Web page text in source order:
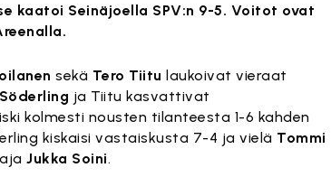
kaatoi Seinäjoella SPV:n 9-5. Voitot ovat
sekä Tero Tiitu laukoivat vieraat
ja Tiitu kasvattivat
kolmesti nousten tilanteesta 1-6 kahden
kiskaisi vastaiskusta 7-4 ja vielä Tommi
Jukka Soini.